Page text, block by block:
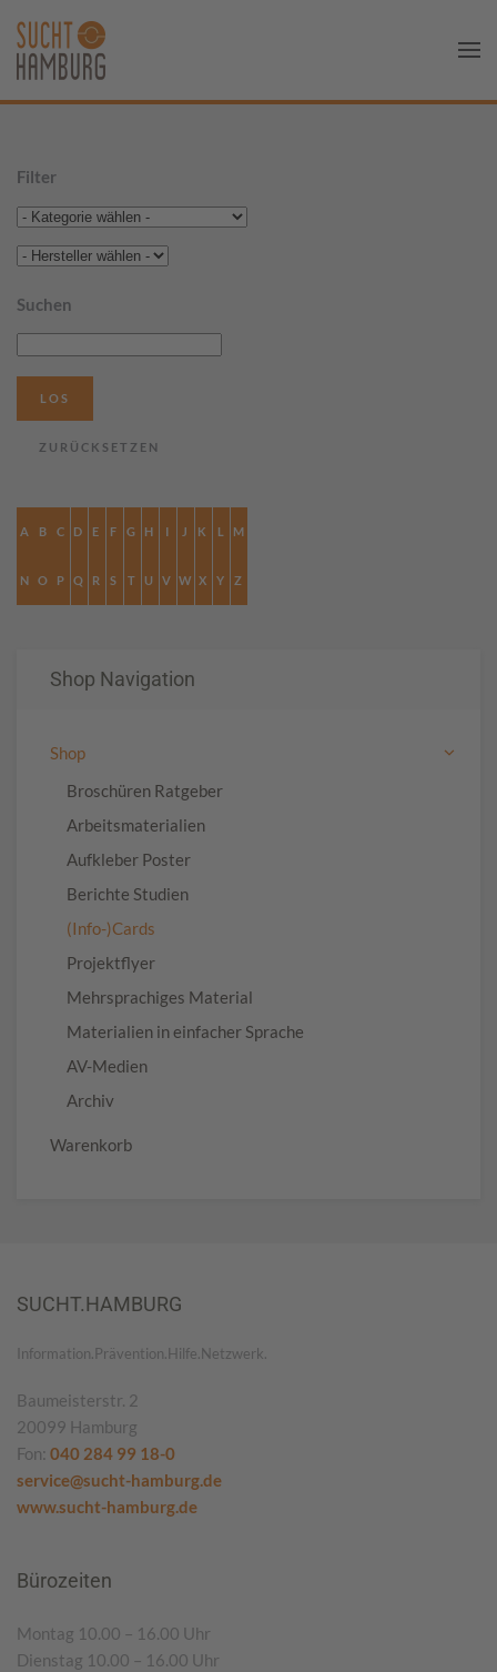
Filter
Suchen
A B C D E F G H I J K L M
N O P Q R S T U V W X Y Z
Shop Navigation
Shop
Broschüren Ratgeber
Arbeitsmaterialien
Aufkleber Poster
Berichte Studien
(Info-)Cards
Projektflyer
Mehrsprachiges Material
Materialien in einfacher Sprache
AV-Medien
Archiv
Warenkorb
SUCHT.HAMBURG
Information.Prävention.Hilfe.Netzwerk.
Baumeisterstr. 2
20099 Hamburg
Fon: 040 284 99 18-0
service@sucht-hamburg.de
www.sucht-hamburg.de
Bürozeiten
Montag 10.00 – 16.00 Uhr
Dienstag 10.00 – 16.00 Uhr